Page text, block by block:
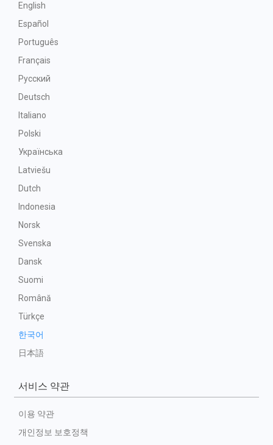
English
Español
Português
Français
Русский
Deutsch
Italiano
Polski
Українська
Latviešu
Dutch
Indonesia
Norsk
Svenska
Dansk
Suomi
Română
Türkçe
한국어
日本語
서비스 약관
이용 약관
개인정보 보호정책